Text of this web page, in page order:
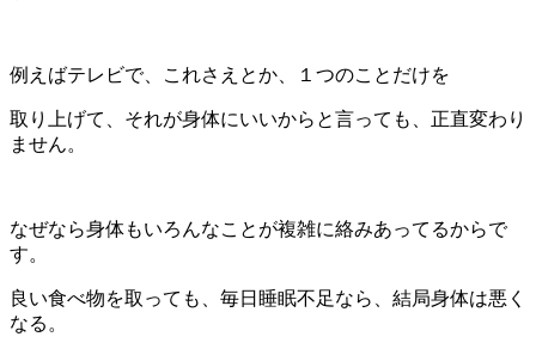
例えばテレビで、これさえとか、１つのことだけを
取り上げて、それが身体にいいからと言っても、正直変わり
ません。
なぜなら身体もいろんなことが複雑に絡みあってるからで
す。
良い食べ物を取っても、毎日睡眠不足なら、結局身体は悪く
なる。